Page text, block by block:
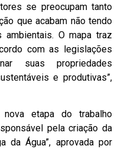
se preocupam tanto
que acabam não tendo
O mapa traz
com as legislações
suas propriedades
e produtivas”,
etapa do trabalho
pela criação da
da Água”, aprovada por